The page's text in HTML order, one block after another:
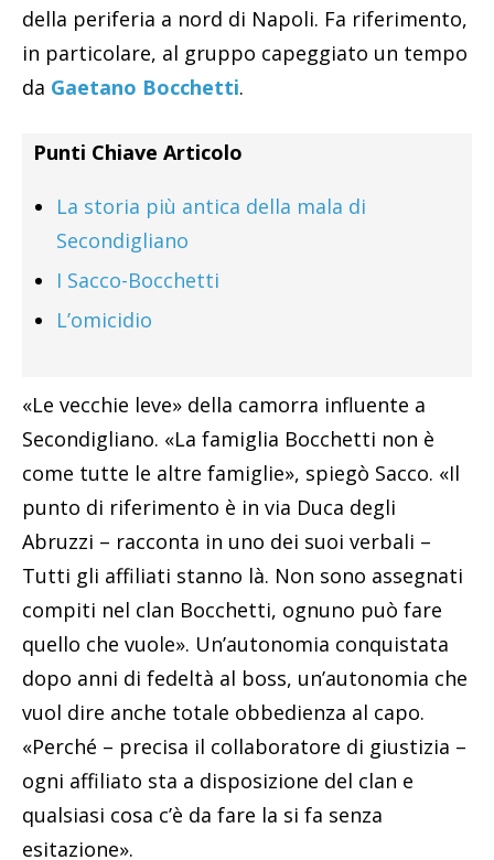
della periferia a nord di Napoli. Fa riferimento,
in particolare, al gruppo capeggiato un tempo
da Gaetano Bocchetti.
Punti Chiave Articolo
La storia più antica della mala di
Secondigliano
I Sacco-Bocchetti
L’omicidio
«Le vecchie leve» della camorra influente a
Secondigliano. «La famiglia Bocchetti non è
come tutte le altre famiglie», spiegò Sacco. «Il
punto di riferimento è in via Duca degli
Abruzzi – racconta in uno dei suoi verbali –
Tutti gli affiliati stanno là. Non sono assegnati
compiti nel clan Bocchetti, ognuno può fare
quello che vuole». Un’autonomia conquistata
dopo anni di fedeltà al boss, un’autonomia che
vuol dire anche totale obbedienza al capo.
«Perché – precisa il collaboratore di giustizia –
ogni affiliato sta a disposizione del clan e
qualsiasi cosa c’è da fare la si fa senza
esitazione».